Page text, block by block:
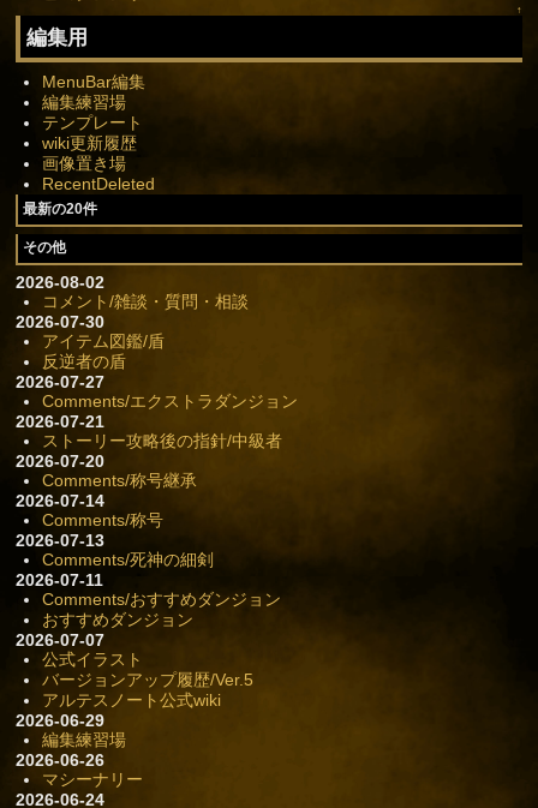
↑
編集用
MenuBar編集
編集練習場
テンプレート
wiki更新履歴
画像置き場
RecentDeleted
最新の20件
その他
2026-08-02
コメント/雑談・質問・相談
2026-07-30
アイテム図鑑/盾
反逆者の盾
2026-07-27
Comments/エクストラダンジョン
2026-07-21
ストーリー攻略後の指針/中級者
2026-07-20
Comments/称号継承
2026-07-14
Comments/称号
2026-07-13
Comments/死神の細剣
2026-07-11
Comments/おすすめダンジョン
おすすめダンジョン
2026-07-07
公式イラスト
バージョンアップ履歴/Ver.5
アルテスノート公式wiki
2026-06-29
編集練習場
2026-06-26
マシーナリー
2026-06-24